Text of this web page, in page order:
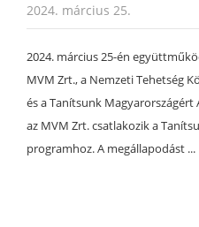
2024. március 25.
2024. március 25-én
MVM Zrt., a Nemzeti Tehetség
és a Tanítsunk
az MVM Zrt. csatlakozik a
programhoz. A megállapodást ...